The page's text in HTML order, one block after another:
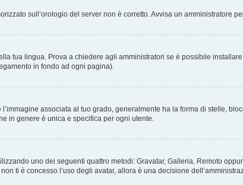
sull’orologio del server non è corretto. Avvisa un amministratore
tua lingua. Prova a chiedere agli amministratori se è possibile
in fondo ad ogni pagina).
associata al tuo grado, generalmente ha la forma di stelle,
in genere è unica e specifica per ogni utente.
uno dei seguenti quattro metodi: Gravatar, Galleria, Remoto
ti è concesso l’uso degli avatar, allora è una decisione